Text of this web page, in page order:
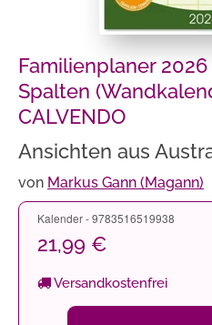
Familienplaner
Spalten
CALVENDO
Ansichten aus
von Markus Gann (Magann)
Kalender - 9783516519938
21,99 €
Versandkostenfrei